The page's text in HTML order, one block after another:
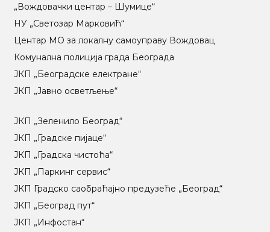
„Вождовачки центар – Шумице“
НУ „Светозар Марковић“
Центар МO за локалну самоуправу Вождовац
Комунална полиција града Београда
ЈКП „Београдске електране“
ЈКП „Јавно осветљење“
ЈКП „Зеленило Београд“
ЈКП „Градске пијаце“
ЈКП „Градска чистоћа“
ЈКП „Паркинг сервис“
ЈКП Градско саобраћајно предузеће „Београд“
ЈКП „Београд пут“
ЈКП „Инфостан“